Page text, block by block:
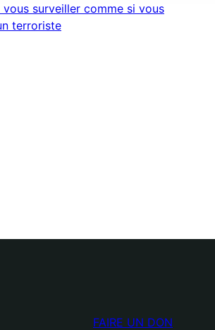
vous surveiller comme si vous
terroriste
FAIRE UN DON